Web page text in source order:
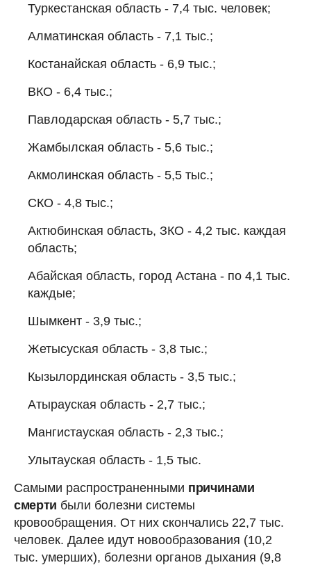
Туркестанская область - 7,4 тыс. человек;
Алматинская область - 7,1 тыс.;
Костанайская область - 6,9 тыс.;
ВКО - 6,4 тыс.;
Павлодарская область - 5,7 тыс.;
Жамбылская область - 5,6 тыс.;
Акмолинская область - 5,5 тыс.;
СКО - 4,8 тыс.;
Актюбинская область, ЗКО - 4,2 тыс. каждая
область;
Абайская область, город Астана - по 4,1 тыс.
каждые;
Шымкент - 3,9 тыс.;
Жетысуская область - 3,8 тыс.;
Кызылординская область - 3,5 тыс.;
Атырауская область - 2,7 тыс.;
Мангистауская область - 2,3 тыс.;
Улытауская область - 1,5 тыс.
Самыми распространенными причинами
смерти были болезни системы
кровообращения. От них скончались 22,7 тыс.
человек. Далее идут новообразования (10,2
тыс. умерших), болезни органов дыхания (9,8